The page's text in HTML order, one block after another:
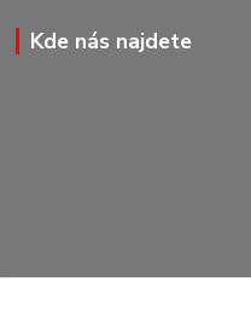
Kde nás najdete